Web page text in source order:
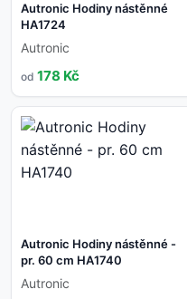
Autronic Hodiny nástěnné
HA1724
Autronic
od 178 Kč
Autronic Hodiny nástěnné -
pr. 60 cm HA1740
Autronic